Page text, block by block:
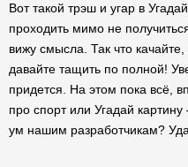
Вот такой трэш и угар в
проходить мимо не
вижу смысла. Так что
давайте тащить по полной!
придется. На этом пока всё,
про спорт или Угадай
ум нашим разработчикам?